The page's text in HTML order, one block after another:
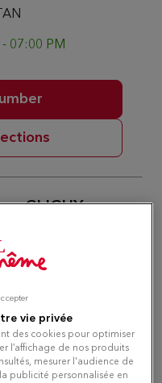
07:00 PM
CLICHY
vie privée
des cookies pour optimiser
l’affichage de nos produits
mesurer l'audience de
publicité personnalisée en